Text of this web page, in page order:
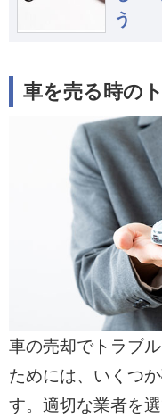
う
車を売る時の
車の売却でトラブ
ためには、いくつ
す。適切な業者を